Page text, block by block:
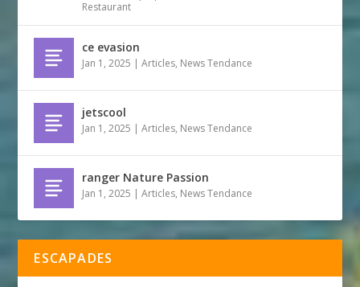
Restaurant
ce evasion
Jan 1, 2025 |Articles, News Tendance
jetscool
Jan 1, 2025 |Articles, News Tendance
ranger Nature Passion
Jan 1, 2025 |Articles, News Tendance
ESCAPADES